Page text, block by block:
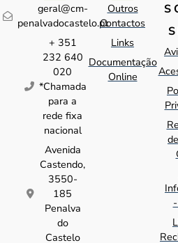
geral@cm-
penalvadocastelo.pt
+ 351
232 640
020
*Chamada
para a
rede fixa
nacional
Avenida
Castendo,
3550-
185
Penalva
do
Castelo
Outros
Contactos
Links
Documentação
Online